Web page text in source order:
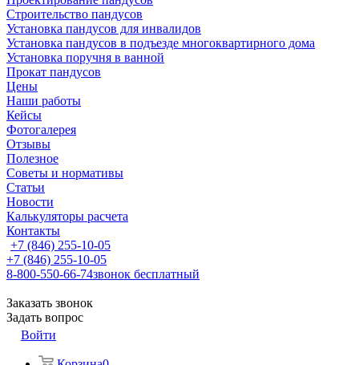
Строительство пандусов
Установка пандусов для инвалидов
Установка пандусов в подъезде многоквартирного дома
Установка поручня в ванной
Прокат пандусов
Цены
Наши работы
Кейсы
Фотогалерея
Отзывы
Полезное
Советы и нормативы
Статьи
Новости
Калькуляторы расчета
Контакты
+7 (846) 255-10-05
+7 (846) 255-10-05
8-800-550-66-74звонок бесплатный
Заказать звонок
Задать вопрос
Войти